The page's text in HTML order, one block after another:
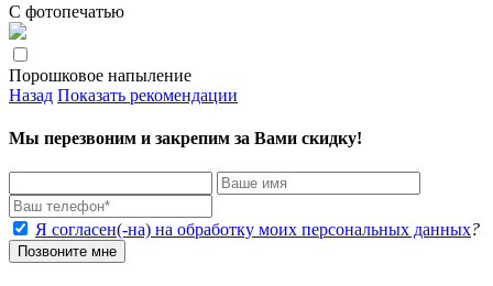
С фотопечатью
Порошковое напыление
Назад Показать рекомендации
Мы перезвоним и закрепим за Вами скидку!
Я согласен(-на) на обработку моих персональных данных?
Позвоните мне